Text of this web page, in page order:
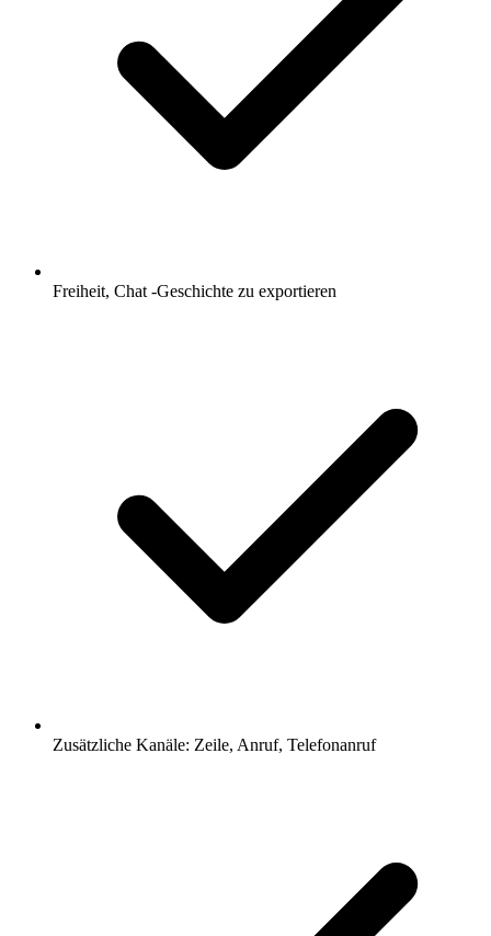
Freiheit, Chat -Geschichte zu exportieren
Zusätzliche Kanäle: Zeile, Anruf, Telefonanruf